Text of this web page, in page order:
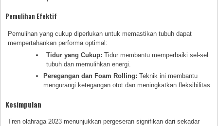
Pemulihan Efektif
Pemulihan yang cukup diperlukan untuk memastikan tubuh dapat
mempertahankan performa optimal:
Tidur yang Cukup: Tidur membantu memperbaiki sel-sel
tubuh dan memulihkan energi.
Peregangan dan Foam Rolling: Teknik ini membantu
mengurangi ketegangan otot dan meningkatkan fleksibilitas.
Kesimpulan
Tren olahraga 2023 menunjukkan pergeseran signifikan dari sekadar